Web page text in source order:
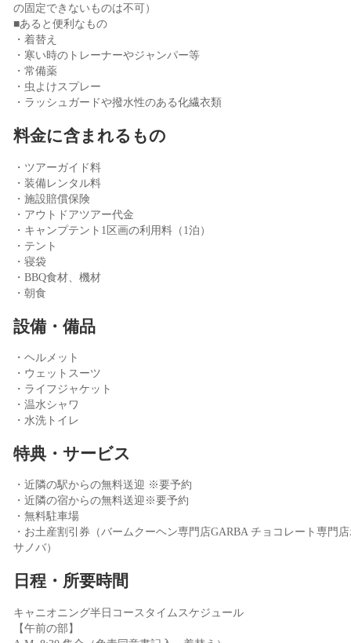
の固定できないものは不可）
■あると便利なもの
・着替え
・寒い時のトレーナーやジャンパー等
・常備薬
・虫よけスプレー
・ラッシュガードや撥水性のある化繊衣類
料金に含まれるもの
・ツアーガイド料
・装備レンタル料
・施設賠償保険
・アウトドアツアー代金
・キャンプテント1区画の利用料（1泊）
・テント
・寝袋
・BBQ食材、機材
・朝食
設備・備品
・ヘルメット
・ウェットスーツ
・ライフジャケット
・温水シャワ
・水洗トイレ
特典・サービス
・近隣の駅からの無料送迎 ※要予約
・近隣の宿からの無料送迎※要予約
・無料駐車場
・お土産割引券（バームクーヘン専門店GARBA チョコレート専門
サノバ）
日程・所要時間
キャニオニング半日コースタイムスケジュール
【午前の部】